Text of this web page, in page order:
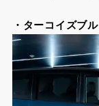
・ターコイズブ